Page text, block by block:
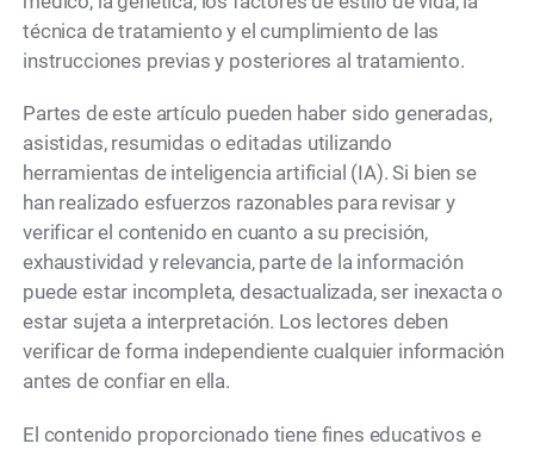
técnica de tratamiento y el cumplimiento de las
instrucciones previas y posteriores al tratamiento.
Partes de este artículo pueden haber sido generadas,
asistidas, resumidas o editadas utilizando
herramientas de inteligencia artificial (IA). Si bien se
han realizado esfuerzos razonables para revisar y
verificar el contenido en cuanto a su precisión,
exhaustividad y relevancia, parte de la información
puede estar incompleta, desactualizada, ser inexacta o
estar sujeta a interpretación. Los lectores deben
verificar de forma independiente cualquier información
antes de confiar en ella.
El contenido proporcionado tiene fines educativos e